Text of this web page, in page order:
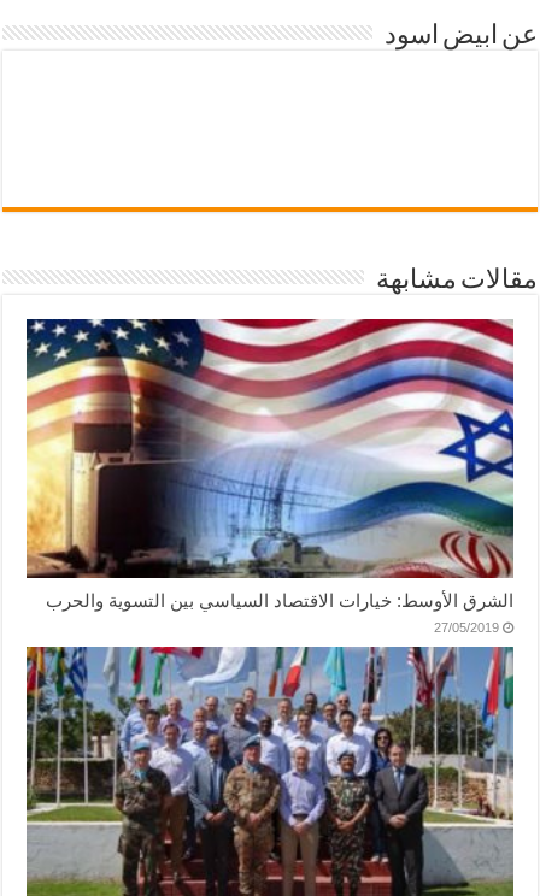
عن ابيض اسود
مقالات مشابهة
الشرق الأوسط: خيارات الاقتصاد السياسي بين التسوية والحرب
27/05/2019